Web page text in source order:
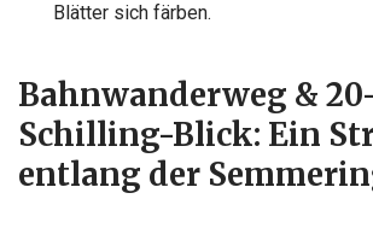
Blätter sich färben.
Bahnwanderweg &
Schilling-Blick: Ein
entlang der